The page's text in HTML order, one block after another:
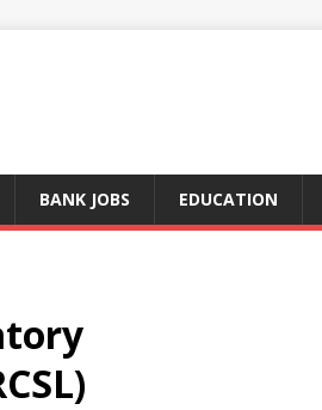
BANK JOBS EDUCATION